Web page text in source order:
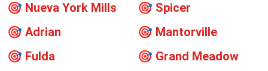
🎯 Nueva York Mills 🎯 Spicer
🎯 Adrian 🎯 Mantorville
🎯 Fulda 🎯 Grand Meadow